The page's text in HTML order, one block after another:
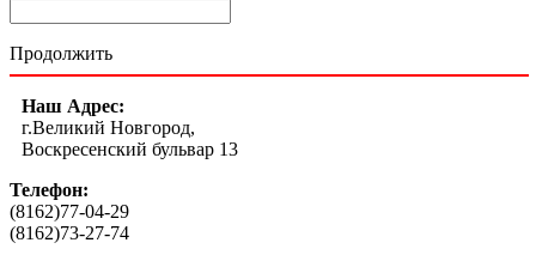
Продолжить
Наш Адрес:
г.Великий Новгород,
Воскресенский бульвар 13
Телефон:
(8162)77-04-29
(8162)73-27-74